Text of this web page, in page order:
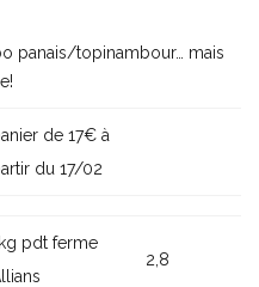
panais/topinambour… mais
de 17€ à
du 17/02
pdt ferme
2,8